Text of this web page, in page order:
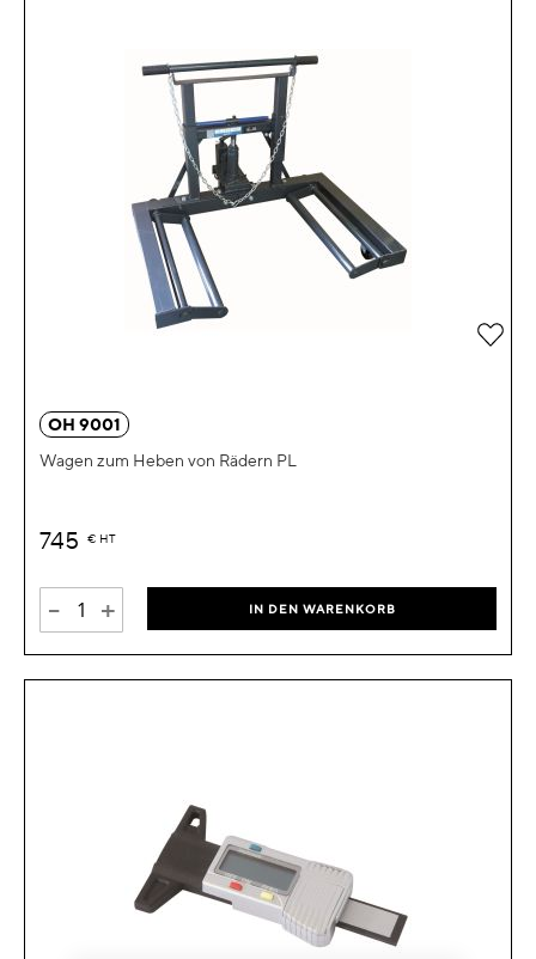
OH 9001
Wagen zum Heben von Rädern PL
745 € HT
- + IN DEN WARENKORB
Zur